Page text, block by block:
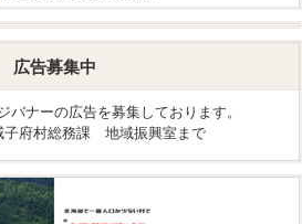
広告募集中
バナーの広告を募集しております。
府村総務課 地域振興室まで